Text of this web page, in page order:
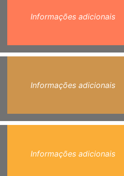
Informações adicionais
Informações adicionais
Informações adicionais